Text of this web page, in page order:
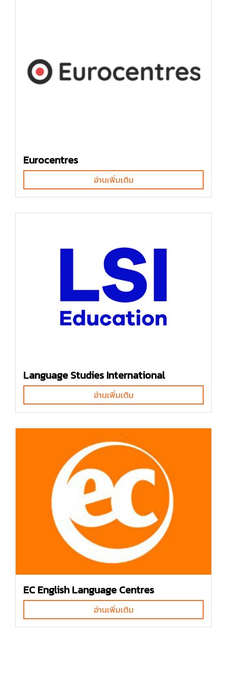
Eurocentres
อ่านเพิ่มเติม
Language Studies International
อ่านเพิ่มเติม
EC English Language Centres
อ่านเพิ่มเติม